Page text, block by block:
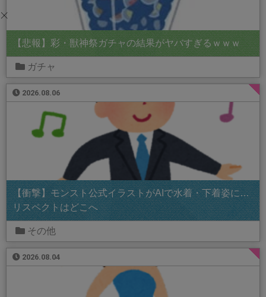
【悲報】彩・獣神祭ガチャの結果がヤバすぎるｗｗｗ
ガチャ
2026.08.06
【衝撃】モンスト公式イラストがAIで水着・下着姿に…
リスペクトはどこへ
その他
2026.08.04